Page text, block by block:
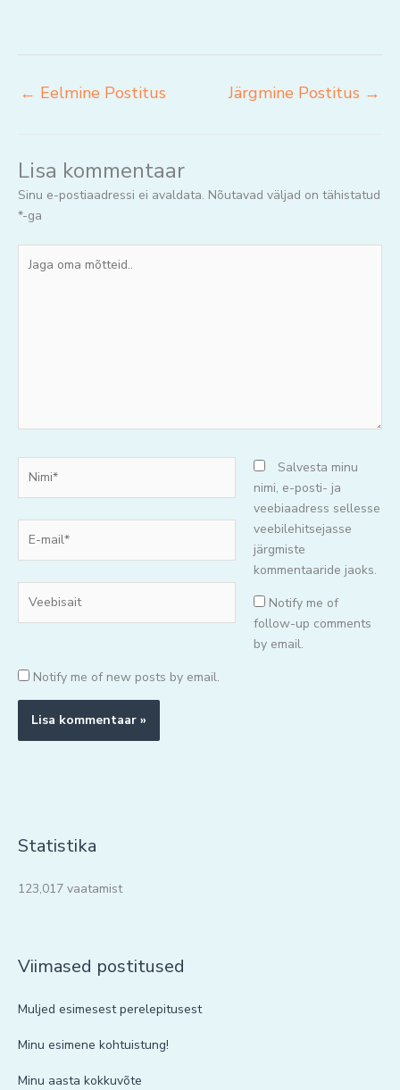
← Eelmine Postitus Järgmine Postitus →
Lisa kommentaar
Sinu e-postiaadressi ei avaldata. Nõutavad väljad on tähistatud
*-ga
oma
mail*
Salvesta minu
nimi, e-posti- ja
veebiaadress sellesse
veebilehitsejasse
järgmiste
kommentaaride jaoks.
Notify me of
follow-up comments
by email.
Notify me of new posts by email.
Statistika
123,017 vaatamist
Viimased postitused
Muljed esimesest perelepitusest
Minu esimene kohtuistung!
Minu aasta kokkuvõte